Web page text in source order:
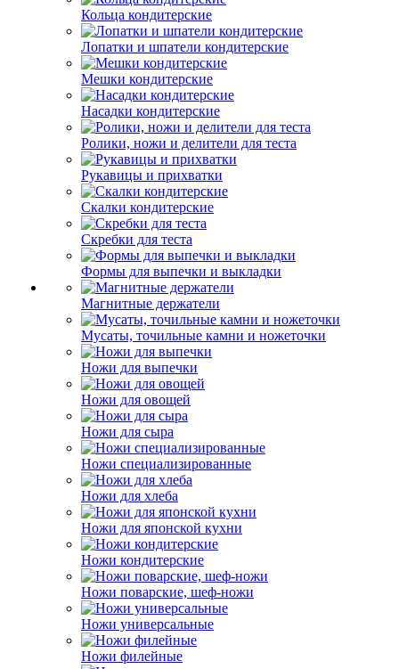
Кольца кондитерские
Лопатки и шпатели кондитерские
Мешки кондитерские
Насадки кондитерские
Ролики, ножи и делители для теста
Рукавицы и прихватки
Скалки кондитерские
Скребки для теста
Формы для выпечки и выкладки
Магнитные держатели
Мусаты, точильные камни и ножеточки
Ножи для выпечки
Ножи для овощей
Ножи для сыра
Ножи специализированные
Ножи для хлеба
Ножи для японской кухни
Ножи кондитерские
Ножи поварские, шеф-ножи
Ножи универсальные
Ножи филейные